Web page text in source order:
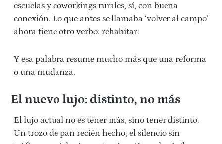
escuelas y coworkings rurales, sí, con buena
conexión. Lo que antes se llamaba ‘volver al campo’
ahora tiene otro verbo: rehabitar.
Y esa palabra resume mucho más que una reforma
o una mudanza.
El nuevo lujo: distinto, no más
El lujo actual no es tener más, sino tener distinto.
Un trozo de pan recién hecho, el silencio sin